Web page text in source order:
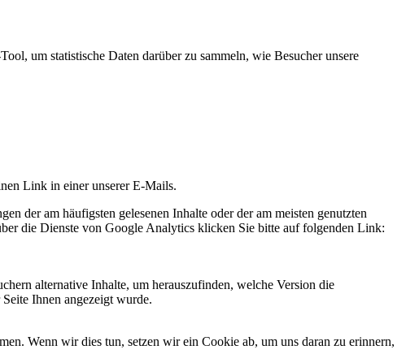
um statistische Daten darüber zu sammeln, wie Besucher unsere
Link in einer unserer E-Mails.
der am häufigsten gelesenen Inhalte oder der am meisten genutzten
die Dienste von Google Analytics klicken Sie bitte auf folgenden Link:
alternative Inhalte, um herauszufinden, welche Version die
Ihnen angezeigt wurde.
Wenn wir dies tun, setzen wir ein Cookie ab, um uns daran zu erinnern,